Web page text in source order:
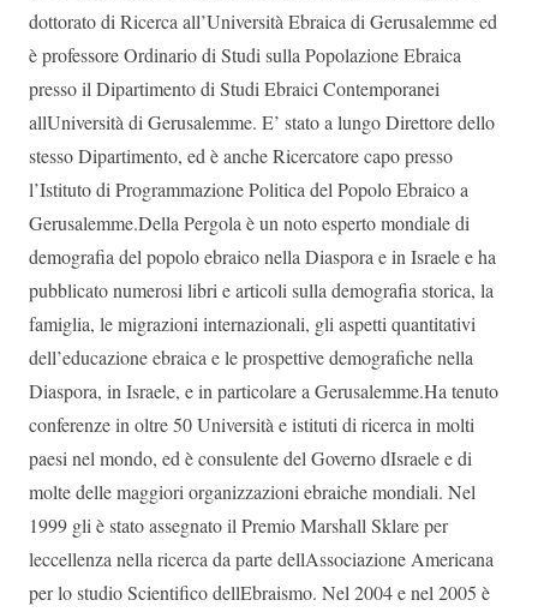
dottorato di Ricerca all’Università Ebraica di Gerusalemme ed
è professore Ordinario di Studi sulla Popolazione Ebraica
presso il Dipartimento di Studi Ebraici Contemporanei
allUniversità di Gerusalemme. E’ stato a lungo Direttore dello
stesso Dipartimento, ed è anche Ricercatore capo presso
l’Istituto di Programmazione Politica del Popolo Ebraico a
Gerusalemme.Della Pergola è un noto esperto mondiale di
demografia del popolo ebraico nella Diaspora e in Israele e ha
pubblicato numerosi libri e articoli sulla demografia storica, la
famiglia, le migrazioni internazionali, gli aspetti quantitativi
dell’educazione ebraica e le prospettive demografiche nella
Diaspora, in Israele, e in particolare a Gerusalemme.Ha tenuto
conferenze in oltre 50 Università e istituti di ricerca in molti
paesi nel mondo, ed è consulente del Governo dIsraele e di
molte delle maggiori organizzazioni ebraiche mondiali. Nel
1999 gli è stato assegnato il Premio Marshall Sklare per
leccellenza nella ricerca da parte dellAssociazione Americana
per lo studio Scientifico dellEbraismo. Nel 2004 e nel 2005 è